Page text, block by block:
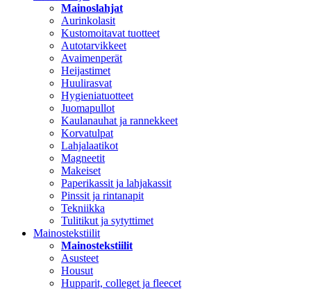
Mainoslahjat
Aurinkolasit
Kustomoitavat tuotteet
Autotarvikkeet
Avaimenperät
Heijastimet
Huulirasvat
Hygieniatuotteet
Juomapullot
Kaulanauhat ja rannekkeet
Korvatulpat
Lahjalaatikot
Magneetit
Makeiset
Paperikassit ja lahjakassit
Pinssit ja rintanapit
Tekniikka
Tulitikut ja sytyttimet
Mainostekstiilit
Mainostekstiilit
Asusteet
Housut
Hupparit, colleget ja fleecet